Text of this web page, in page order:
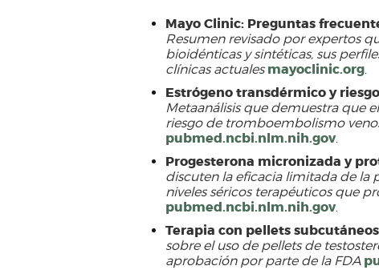
Mayo Clinic: Preguntas
Resumen revisado por expertos
bioidénticas y sintéticas, sus
clínicas actuales mayoclinic.org.
Estrógeno transdérmico y
Metaanálisis que demuestra que
riesgo de tromboembolismo
pubmed.ncbi.nlm.nih.gov.
Progesterona micronizada y
discuten la eficacia limitada de la
niveles séricos terapéuticos que
pubmed.ncbi.nlm.nih.gov.
Terapia con pellets
sobre el uso de pellets de
aprobación por parte de la FDA